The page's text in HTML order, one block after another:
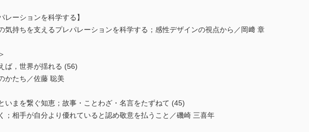
レーションを科学する】
気持ちを支えるプレパレーションを科学する；感性デザインの視点から／岡﨑 章
ば，世界が揺れる (56)
かたち／佐藤 聡美
いまを繋ぐ知恵；故事・ことわざ・名言をたずねて (45)
；相手が自分より優れていると認め敬意を払うこと／磯崎 三喜年